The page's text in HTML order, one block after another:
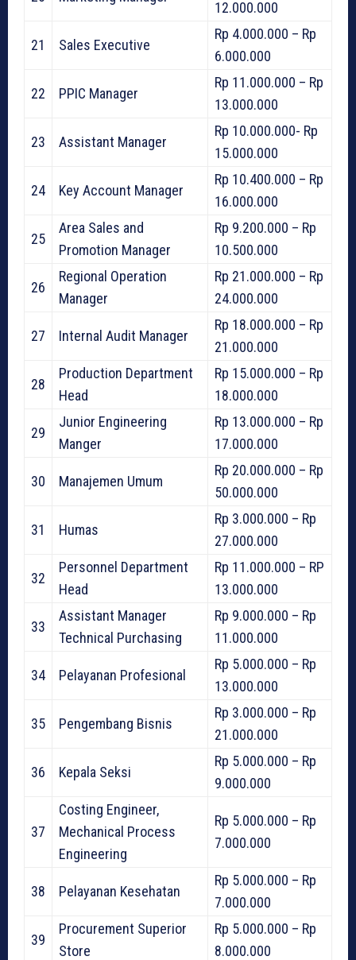
12.000.000
21 Sales Executive
Rp 4.000.000 – Rp
6.000.000
22 PPIC Manager
Rp 11.000.000 – Rp
13.000.000
23 Assistant Manager
Rp 10.000.000- Rp
15.000.000
24 Key Account Manager
Rp 10.400.000 – Rp
16.000.000
25
Area Sales and
Promotion Manager
Rp 9.200.000 – Rp
10.500.000
26
Regional Operation
Manager
Rp 21.000.000 – Rp
24.000.000
27 Internal Audit Manager
Rp 18.000.000 – Rp
21.000.000
28
Production Department
Head
Rp 15.000.000 – Rp
18.000.000
29
Junior Engineering
Manger
Rp 13.000.000 – Rp
17.000.000
30 Manajemen Umum
Rp 20.000.000 – Rp
50.000.000
31 Humas
Rp 3.000.000 – Rp
27.000.000
32
Personnel Department
Head
Rp 11.000.000 – RP
13.000.000
33
Assistant Manager
Technical Purchasing
Rp 9.000.000 – Rp
11.000.000
34 Pelayanan Profesional
Rp 5.000.000 – Rp
13.000.000
35 Pengembang Bisnis
Rp 3.000.000 – Rp
21.000.000
36 Kepala Seksi
Rp 5.000.000 – Rp
9.000.000
37
Costing Engineer,
Mechanical Process
Engineering
Rp 5.000.000 – Rp
7.000.000
38 Pelayanan Kesehatan
Rp 5.000.000 – Rp
7.000.000
39
Procurement Superior
Store
Rp 5.000.000 – Rp
8.000.000